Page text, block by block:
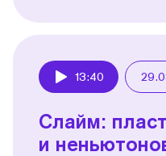
13:40
Слайм:
и